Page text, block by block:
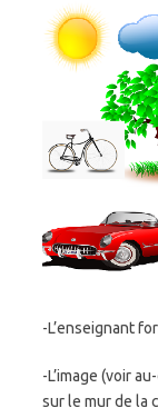
-L’enseignant
-L’image (voir
sur le mur de la